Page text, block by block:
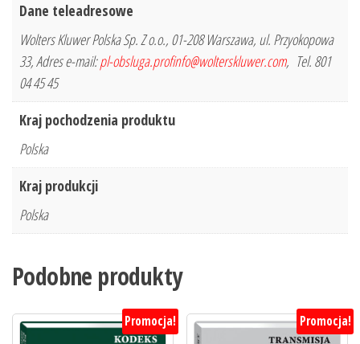
Dane teleadresowe
Wolters Kluwer Polska Sp. Z o.o., 01-208 Warszawa, ul. Przyokopowa
33, Adres e-mail:pl-obsluga.profinfo@wolterskluwer.com, Tel. 801
04 45 45
Kraj pochodzenia produktu
Polska
Kraj produkcji
Polska
Podobne produkty
Promocja! Promocja!